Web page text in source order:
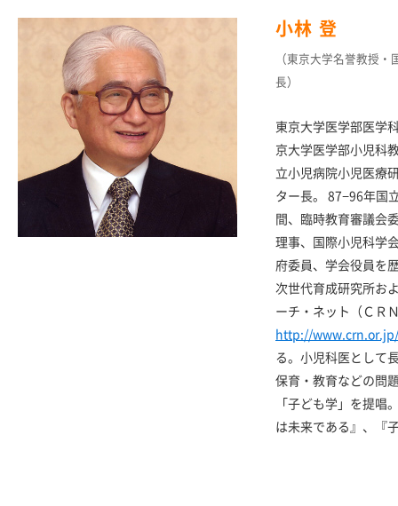
小林 登
（東京大学名誉教授・
長）
東京大学医学部医学
京大学医学部小児科
立小児病院小児医療
ター長。 87−96年国
間、臨時教育審議会
理事、国際小児科学
府委員、学会役員を
次世代育成研究所お
ーチ・ネット（ＣＲ
http://www.crn.or.jp/
る。小児科医として
保育・教育などの問
「子ども学」を提唱
は未来である』、『